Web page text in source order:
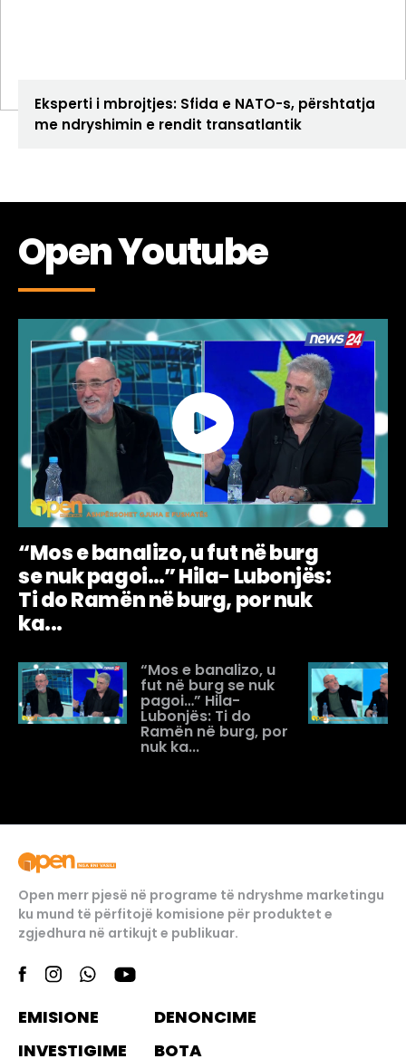
Eksperti i mbrojtjes: Sfida e NATO-s, përshtatja
me ndryshimin e rendit transatlantik
Open Youtube
“Mos e banalizo, u fut në burg
se nuk pagoi…” Hila- Lubonjës:
Ti do Ramën në burg, por nuk
ka...
“Mos e banalizo, u
fut në burg se nuk
pagoi…” Hila-
Lubonjës: Ti do
Ramën në burg, por
nuk ka...
Open merr pjesë në programe të ndryshme marketingu
ku mund të përfitojë komisione për produktet e
zgjedhura në artikujt e publikuar.
EMISIONE
INVESTIGIME
DENONCIME
BOTA